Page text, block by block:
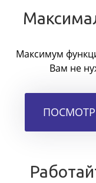
Максимум
Вам не